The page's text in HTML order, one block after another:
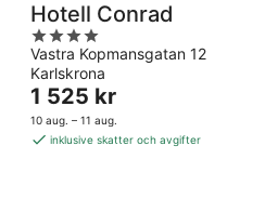
Hotell Conrad
4
out
of
5
Vastra Kopmansgatan 12
Karlskrona
Priset
är
1 525 kr
1 525 kr
10 aug. – 11 aug.
inklusive skatter och avgifter